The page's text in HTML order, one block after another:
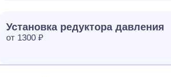
Установка редуктора давления
от 1300 ₽